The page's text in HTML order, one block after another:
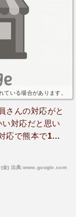
ている場合があります。
さんの対応がと
対応だと思い
応で熊本で1番
思います。朝か
金) 出典:www.google.com